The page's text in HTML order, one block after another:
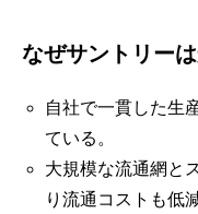
なぜサントリー
自社で一貫した生
ている。
大規模な流通網と
り流通コストも低減